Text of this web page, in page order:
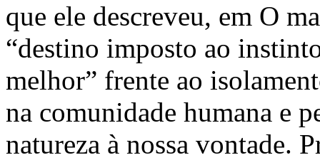
que ele descreveu, em O
“destino imposto ao
melhor” frente ao
na comunidade humana e
natureza à nossa vontade.